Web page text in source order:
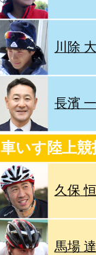
川除
長濱
車いす陸上競
久保
馬場